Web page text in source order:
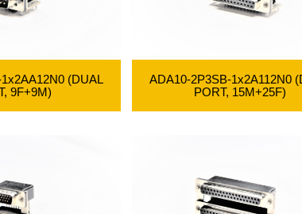
(DUAL
9F+9M)
ADA10-2P3SB-1x2A112N0
PORT, 15M+25F)